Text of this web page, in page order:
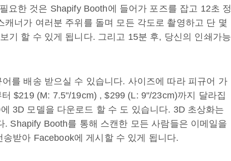
요한 것은 Shapify Booth에 들어가 포즈를 잡고 12초 정
캐너가 여러분 주위를 돌며 모든 각도로 촬영하고 단 몇
기 할 수 있게 됩니다. 그리고 15분 후, 당신의 인쇄가능
를 배송 받으실 수 있습니다. 사이즈에 따라 피규어 가
$219 (M: 7.5"/19cm) , $299 (L: 9"/23cm)까지 달라집
3D 모델을 다운로드 할 수 도 있습니다. 3D 초상화는
. Shapify Booth를 통해 스캔한 모든 사람들은 이메일을
받아 Facebook에 게시할 수 있게 됩니다.